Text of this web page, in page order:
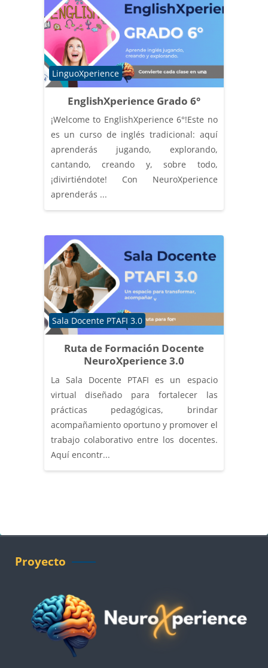
EnglishXperience Grado 6°
Categoría de cursos
LinguoXperience
¡Welcome to EnglishXperience 6°!Este no
es un curso de inglés tradicional: aquí
aprenderás jugando, explorando,
cantando, creando y, sobre todo,
¡divirtiéndote! Con NeuroXperience
aprenderás ...
Ruta de Formación Docente
NeuroXperience 3.0
Categoría de cursos
Sala Docente PTAFI 3.0
La Sala Docente PTAFI es un espacio
virtual diseñado para fortalecer las
prácticas pedagógicas, brindar
acompañamiento oportuno y promover el
trabajo colaborativo entre los docentes.
Aquí encontr...
Bloques
Proyecto